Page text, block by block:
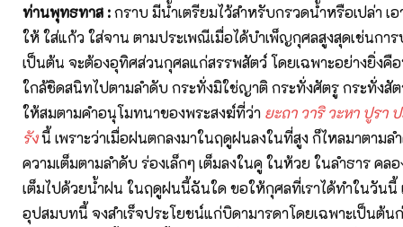
ท่านพุทธทาส :กราบ มีน้ำเตรียมไว้สำหรับกรวดน้ำหรือเปล่า เอ
ให้ ใส่แก้ว ใส่จาน ตามประเพณีเมื่อได้บำเพ็ญกุศลสูงสุดเช่นกา
เป็นต้น จะต้องอุทิศส่วนกุศลแก่สรรพสัตว์ โดยเฉพาะอย่างยิ่งคื
ใกล้ชิดสนิทไปตามลำดับ กระทั่งมิใช่ญาติ กระทั่งศัตรู กระทั่งสั
ให้สมตามคำอนุโมทนาของพระสงฆ์ที่ว่า ยะถา วาริ วะหา ปูรา
รังนี้ เพราะว่าเมื่อฝนตกลงมาในฤดูฝนลงในที่สูง ก็ไหลมาตามล
ความเต็มตามลำดับ ร่องเล็กๆ เต็มลงในคู ในห้วย ในลำธาร คล
เต็มไปด้วยน้ำฝน ในฤดูฝนนี้ฉันใด ขอให้กุศลที่เราได้ทำในวันนี้
อุปสมบทนี้ จงสำเร็จประโยชน์แก่บิดามารดาโดยเฉพาะเป็นต้น